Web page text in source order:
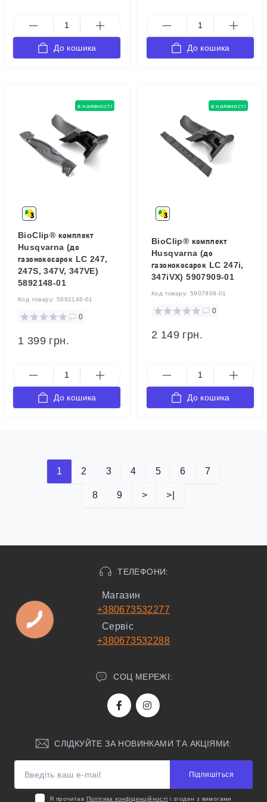
До кошика До кошика
в наявності
BioClip® комплект
Husqvarna (до
газонокосарок LC 247,
247S, 347V, 347VE)
5892148-01
Код товару: 5892148-01
0
1 399 грн.
До кошика
в наявності
BioClip® комплект
Husqvarna (до
газонокосарок LC 247i,
347iVX) 5907909-01
Код товару: 5907909-01
0
2 149 грн.
До кошика
1 2 3 4 5 6 7
8 9 > >|
ТЕЛЕФОНИ:
Магазин
+380673532277
Сервіс
+380673532288
СОЦ МЕРЕЖІ:
СЛІДКУЙТЕ ЗА НОВИНКАМИ ТА АКЦІЯМИ:
Підпишіться
Я прочитав Політика конфіденційності і згоден з вимогами